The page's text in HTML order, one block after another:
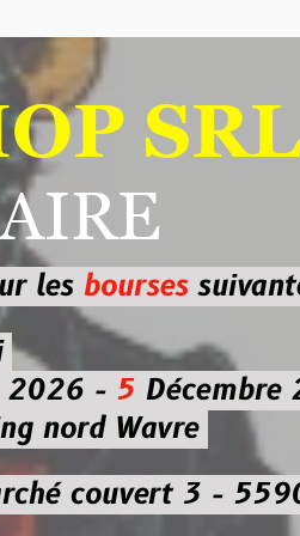
SRL
suivante
5Décembre 2026
Wavre
3 - 5590 Ciney